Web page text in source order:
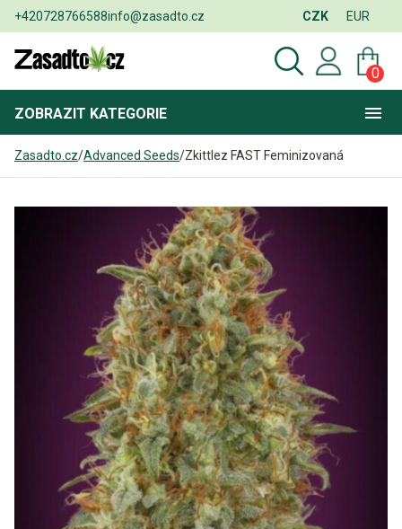
+420728766588info@zasadto.cz CZK EUR
0
ZOBRAZIT KATEGORIE
Zasadto.cz/Advanced Seeds/Zkittlez FAST Feminizovaná